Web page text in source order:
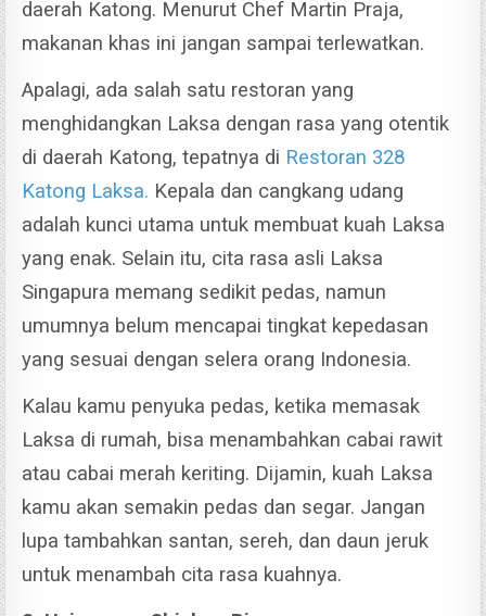
daerah Katong. Menurut Chef Martin Praja,
makanan khas ini jangan sampai terlewatkan.
Apalagi, ada salah satu restoran yang
menghidangkan Laksa dengan rasa yang otentik
di daerah Katong, tepatnya di Restoran 328
Katong Laksa. Kepala dan cangkang udang
adalah kunci utama untuk membuat kuah Laksa
yang enak. Selain itu, cita rasa asli Laksa
Singapura memang sedikit pedas, namun
umumnya belum mencapai tingkat kepedasan
yang sesuai dengan selera orang Indonesia.
Kalau kamu penyuka pedas, ketika memasak
Laksa di rumah, bisa menambahkan cabai rawit
atau cabai merah keriting. Dijamin, kuah Laksa
kamu akan semakin pedas dan segar. Jangan
lupa tambahkan santan, sereh, dan daun jeruk
untuk menambah cita rasa kuahnya.